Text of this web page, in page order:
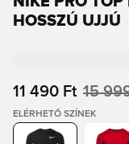
HOSSZÚ UJJÚ
11 490 Ft 15
ELÉRHETŐ SZÍNEK